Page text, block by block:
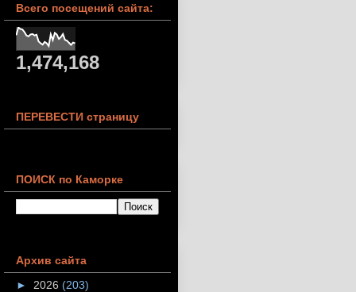
Всего посещений сайта:
1,474,168
ПЕРЕВЕСТИ страницу
ПОИСК по Каморке
Архив сайта
► 2026 (203)